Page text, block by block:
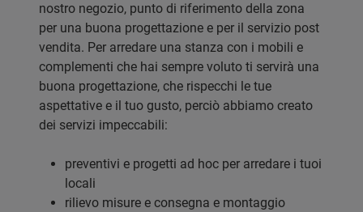
nostro negozio, punto di riferimento della zona
per una buona progettazione e per il servizio post
vendita. Per arredare una stanza con i mobili e
complementi che hai sempre voluto ti servirà una
buona progettazione, che rispecchi le tue
aspettative e il tuo gusto, perciò abbiamo creato
dei servizi impeccabili:
preventivi e progetti ad hoc per arredare i tuoi
locali
rilievo misure e consegna e montaggio